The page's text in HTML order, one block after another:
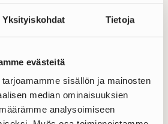
Yksityiskohdat Tietoja
evästeitä
sisällön ja mainosten
median ominaisuuksien
analysoimiseen
mutta osalle ei
Tällaisia ovat esimerkiksi
käyttöön
Stadin sote näki, että
kalustekiertoa voisi nopeuttaa, ja
projekteille. Yhteistyö
alkoi maaliskuussa 2023.